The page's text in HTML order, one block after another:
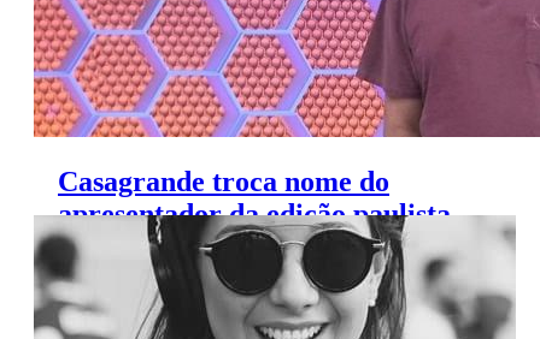
Casagrande troca nome do
apresentador da edição paulista
do ‘Globo Esporte’